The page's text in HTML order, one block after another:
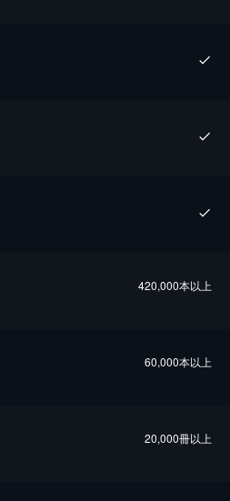
420,000本以上
60,000本以上
20,000冊以上